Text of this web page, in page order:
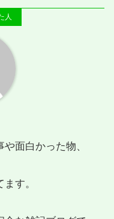
面白かった物、
す。